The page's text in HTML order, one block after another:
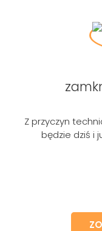
Z przyczyn
będzie dziś i